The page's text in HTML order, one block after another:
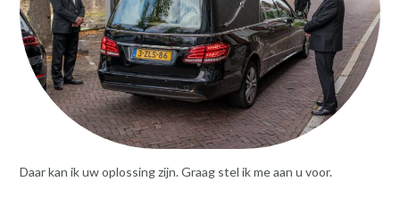
Daar kan ik uw oplossing zijn. Graag stel ik me aan u voor.